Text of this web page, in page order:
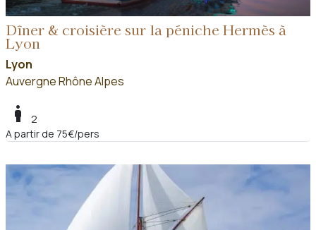
Dîner & croisière sur la péniche Hermès à
Lyon
Lyon
Auvergne Rhône Alpes
boy
2
A partir de 75€/pers